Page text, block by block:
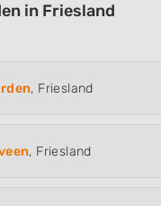
in Friesland
, Friesland
, Friesland